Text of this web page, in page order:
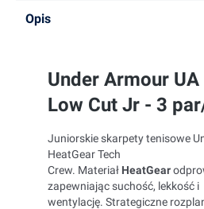
Opis
Under Armour UA
Low Cut Jr - 3
Juniorskie skarpety tenisowe
HeatGear Tech
Crew. Materiał HeatGear
zapewniając suchość, lekkość i
wentylację. Strategiczne